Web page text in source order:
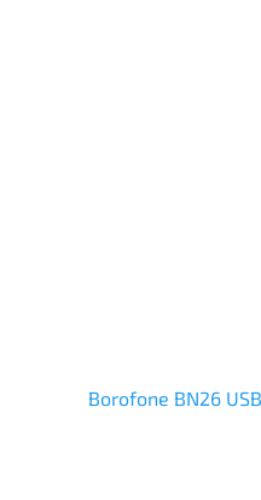
Borofone BN26